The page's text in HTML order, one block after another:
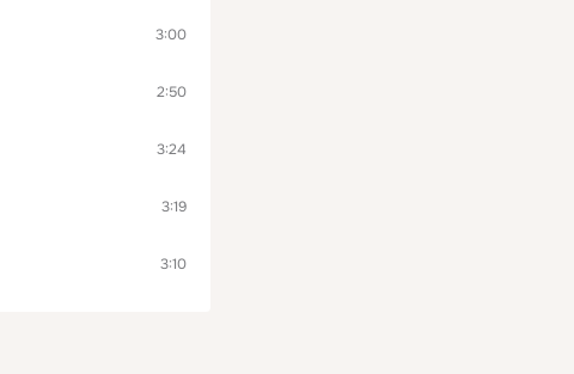
3:00
2:50
3:24
3:19
3:10